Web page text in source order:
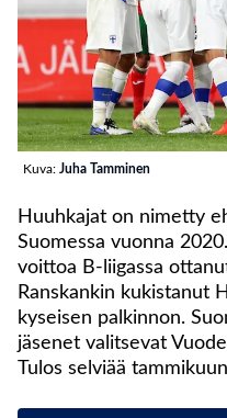
Kuva: Juha Tamminen
Huuhkajat on nimetty
Suomessa vuonna
voittoa B-liigassa
Ranskankin kukistanut
kyseisen palkinnon.
jäsenet valitsevat
Tulos selviää